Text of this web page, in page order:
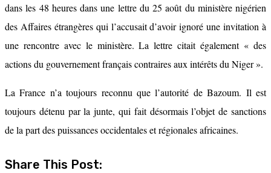
dans les 48 heures dans une lettre du 25 août du ministère nigérien
des Affaires étrangères qui l’accusait d’avoir ignoré une invitation à
une rencontre avec le ministère. La lettre citait également « des
actions du gouvernement français contraires aux intérêts du Niger ».
La France n’a toujours reconnu que l’autorité de Bazoum. Il est
toujours détenu par la junte, qui fait désormais l’objet de sanctions
de la part des puissances occidentales et régionales africaines.
Share This Post: